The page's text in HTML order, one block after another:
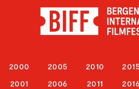
2000
2001
2005
2006
2010
2011
2015
2016